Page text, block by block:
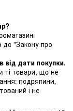
до "Закону про
дати покупки.
ті товари, що не
подряпини,
і не